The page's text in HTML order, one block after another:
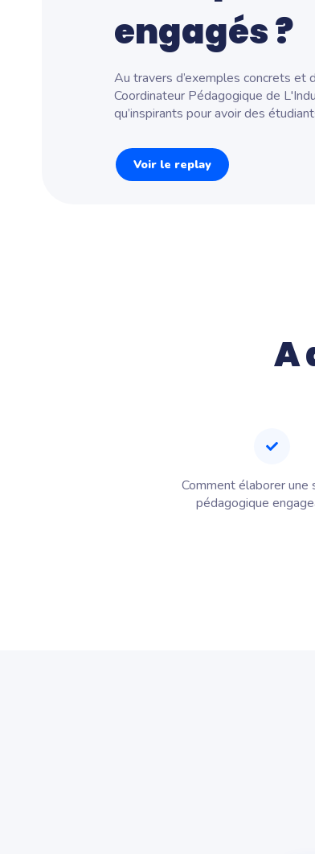
engagés ?
Au travers d’exemples concrets et
Coordinateur Pédagogique de
qu’inspirants pour avoir des
Voir le replay
A
Comment élaborer une
pédagogique